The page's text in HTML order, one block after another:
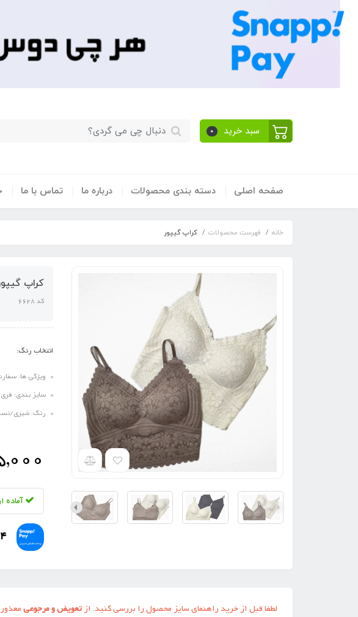
سبد خرید 0
صفحه اصلی دسته بندی محصولات ​درباره ما تماس با ما
خانه فهرست محصولات کراپ گیپور
کراپ
کد 6628
انتخاب رنگ:
ویژگی ها:
سایز بندی: فری سایز(سایز
رنگ: شیری/
آماده
4 قسط ماهانه 101,250 تومانی با اسنپ ‌پی! (بدون کارمزد)
لطفا قبل از خرید راهنمای سایز محصول را بررسی کنید. ازتعویض و مرجوعی